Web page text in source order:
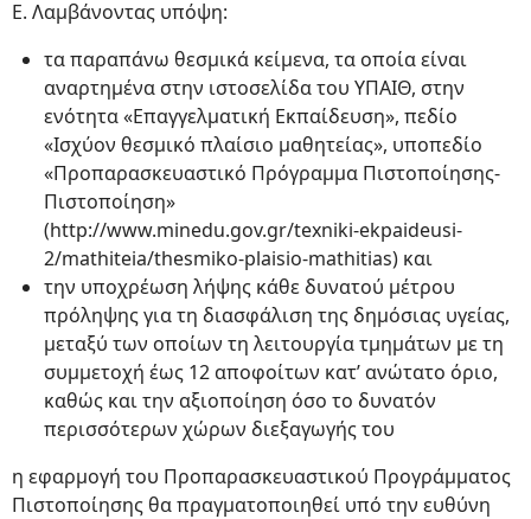
Ε. Λαμβάνοντας υπόψη:
τα παραπάνω θεσμικά κείμενα, τα οποία είναι
αναρτημένα στην ιστοσελίδα του ΥΠΑΙΘ, στην
ενότητα «Επαγγελματική Εκπαίδευση», πεδίο
«Ισχύον θεσμικό πλαίσιο μαθητείας», υποπεδίο
«Προπαρασκευαστικό Πρόγραμμα Πιστοποίησης-
Πιστοποίηση»
(http://www.minedu.gov.gr/texniki-ekpaideusi-
2/mathiteia/thesmiko-plaisio-mathitias) και
την υποχρέωση λήψης κάθε δυνατού μέτρου
πρόληψης για τη διασφάλιση της δημόσιας υγείας,
μεταξύ των οποίων τη λειτουργία τμημάτων με τη
συμμετοχή έως 12 αποφοίτων κατ’ ανώτατο όριο,
καθώς και την αξιοποίηση όσο το δυνατόν
περισσότερων χώρων διεξαγωγής του
η εφαρμογή του Προπαρασκευαστικού Προγράμματος
Πιστοποίησης θα πραγματοποιηθεί υπό την ευθύνη